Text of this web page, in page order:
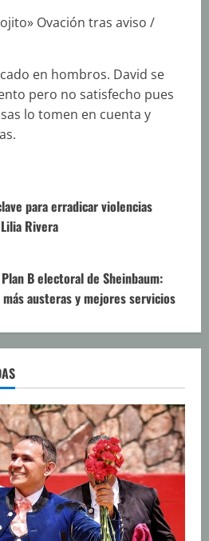
Ovación tras aviso /
en hombros. David se
pero no satisfecho pues
lo tomen en cuenta y
para erradicar violencias
Rivera
B electoral de Sheinbaum:
austeras y mejores servicios